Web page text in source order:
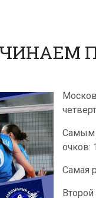
Самым
очков:
Самая